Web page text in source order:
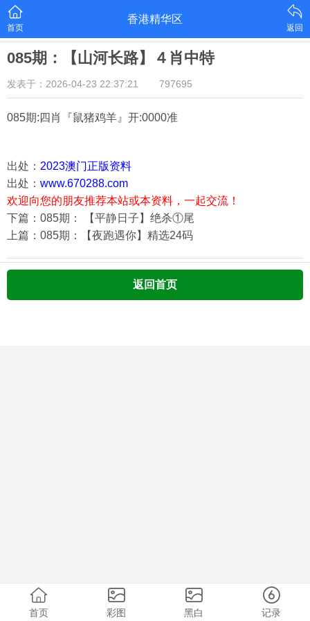
首页
香港精华区
返回
085期：【山河长路】４肖中特
发表于：2026-04-23 22:37:21 797695
085期:四肖『鼠猪鸡羊 』开:0000准
出处： 2023澳门正版资料
出处： www.670288.com
欢迎向您的朋友推荐本站或本资料，一起交流！
下篇：085期： 【平静日子】绝杀①尾
上篇：085期：【夜跑遇你】精选24码
返回首页
首页 彩图 黑白 记录